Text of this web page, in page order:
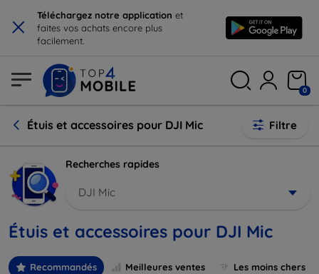
× Téléchargez notre application et
faites vos achats encore plus
facilement.
0
Étuis et accessoires pour DJI Mic Filtre
Recherches rapides
DJI Mic
Étuis et accessoires pour DJI Mic
Recommandés Meilleures ventes Les moins chers